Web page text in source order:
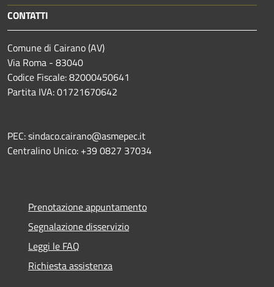
CONTATTI
Comune di Cairano (AV)
Via Roma - 83040
Codice Fiscale: 82000450641
Partita IVA: 01721670642
PEC: sindaco.cairano@asmepec.it
Centralino Unico: +39 0827 37034
Prenotazione appuntamento
Segnalazione disservizio
Leggi le FAQ
Richiesta assistenza